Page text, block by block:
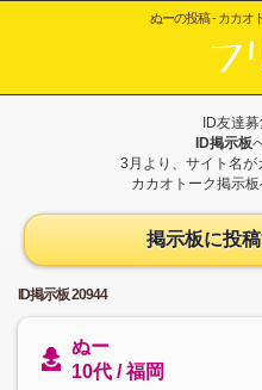
ぬーの投稿 - カカオ
ID友達
ID掲示板
3月より、サイト名が
カカオトーク掲示
掲示板に投
ID掲示板 20944
ぬー
10代 / 福岡